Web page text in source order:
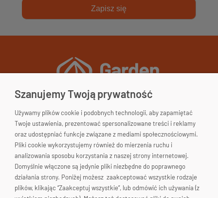
Zapisz się
Garden&Home
33-200 Dąbrowa Tarnowska
woj. małopolskie
Polska
663-176-665
Szanujemy Twoją prywatność
Używamy plików cookie i podobnych technologii, aby zapamiętać
Twoje ustawienia, prezentować spersonalizowane treści i reklamy
oraz udostępniać funkcje związane z mediami społecznościowymi.
Pliki cookie wykorzystujemy również do mierzenia ruchu i
analizowania sposobu korzystania z naszej strony internetowej.
Domyślnie włączone są jedynie pliki niezbędne do poprawnego
działania strony. Poniżej możesz zaakceptować wszystkie rodzaje
plików, klikając “Zaakceptuj wszystkie”, lub odmówić ich używania (z